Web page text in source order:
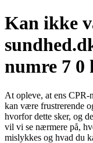
Kan ikke
numre 7 0
At opleve, at ens CPR-
kan være frustrerende
hvorfor dette sker, og
vil vi se nærmere på,
mislykkes og hvad du